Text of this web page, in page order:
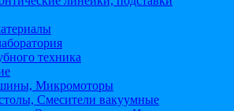
техника
Микромоторы
Смесители вакуумные